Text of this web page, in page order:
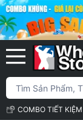
COMBO TIẾT KIỆM